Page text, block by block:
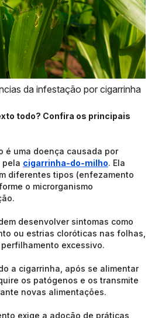
da infestação por cigarrinha
todo? Confira os principais
é uma doença causada por
pela cigarrinha-do-milho. Ela
diferentes tipos (enfezamento
o microrganismo
desenvolver sintomas como
ou estrias cloróticas nas folhas,
excessivo.
a cigarrinha, após se alimentar
os patógenos e os transmite
novas alimentações.
exige a adoção de práticas